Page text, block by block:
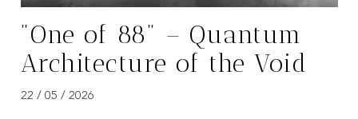
"One of 88" – Quantum
Architecture of the Void
22 / 05 / 2026